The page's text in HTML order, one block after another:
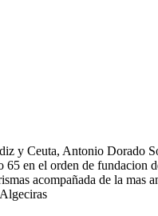
y Ceuta, Antonio Dorado
en el orden de fundacion
acompañada de la